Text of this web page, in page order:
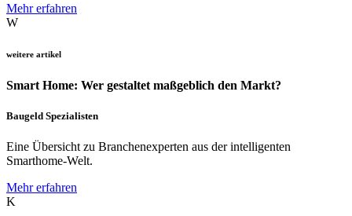
Mehr erfahren
W
weitere artikel
Smart Home: Wer gestaltet maßgeblich den Markt?
Baugeld Spezialisten
Eine Übersicht zu Branchenexperten aus der intelligenten
Smarthome-Welt.
Mehr erfahren
K